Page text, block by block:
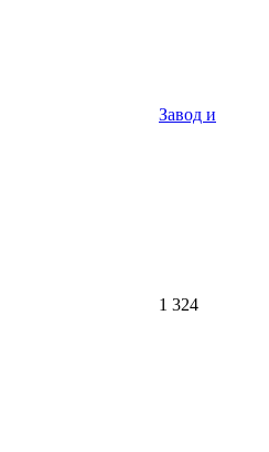
Завод и
1 324